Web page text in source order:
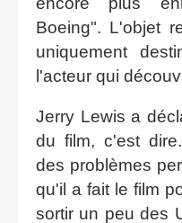
Boeing". L'objet
uniquement
l'acteur qui
Jerry Lewis a
du film, c'est
des problèmes
qu'il a fait le film
sortir un peu des